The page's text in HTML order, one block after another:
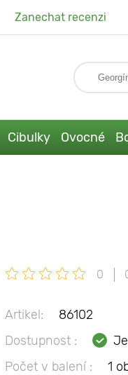
Zanechat recenzi
Cibulky Ovocné
0
Artikel:
86102
Dostupnost :
Počet v balení :
1